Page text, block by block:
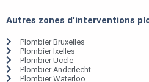
Autres zones d'interventions
Plombier Bruxelles
Plombier Ixelles
Plombier Uccle
Plombier Anderlecht
Plombier Waterloo